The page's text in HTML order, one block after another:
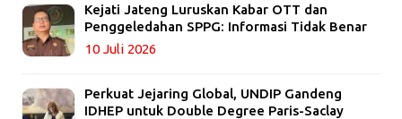
Kejati Jateng Luruskan Kabar OTT dan
Penggeledahan SPPG: Informasi Tidak Benar
10 Juli 2026
Perkuat Jejaring Global, UNDIP Gandeng
IDHEP untuk Double Degree Paris-Saclay